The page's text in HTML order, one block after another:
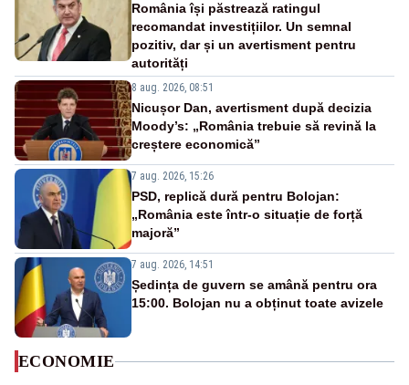
România își păstrează ratingul
recomandat investițiilor. Un semnal
pozitiv, dar și un avertisment pentru
autorități
8 aug. 2026, 08:51
Nicușor Dan, avertisment după decizia
Moody’s: „România trebuie să revină la
creștere economică”
7 aug. 2026, 15:26
PSD, replică dură pentru Bolojan:
„România este într-o situație de forță
majoră”
7 aug. 2026, 14:51
Ședința de guvern se amână pentru ora
15:00. Bolojan nu a obținut toate avizele
ECONOMIE